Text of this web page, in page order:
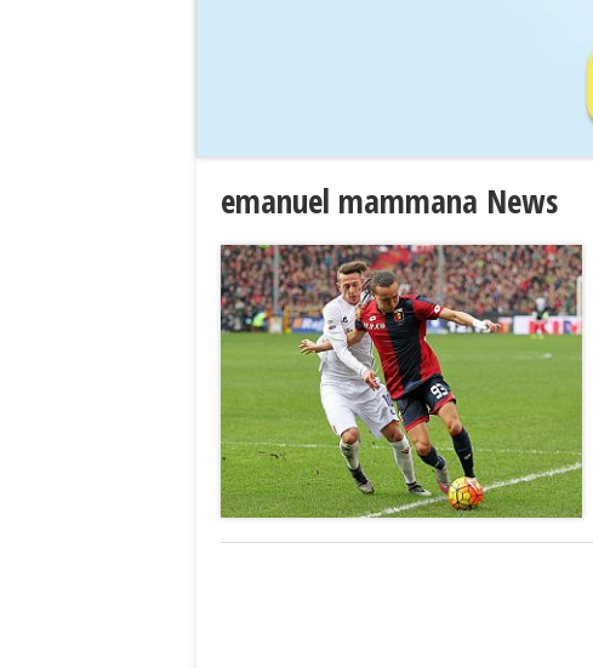
emanuel mammana News